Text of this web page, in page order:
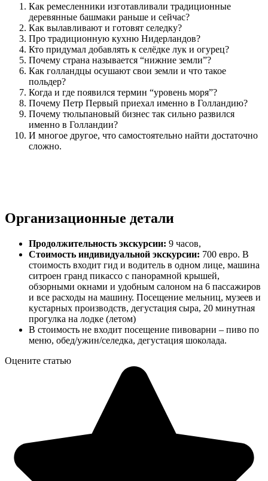
Как ремесленники изготавливали традиционные
деревянные башмаки раньше и сейчас?
Как вылавливают и готовят селедку?
Про традиционную кухню Нидерландов?
Кто придумал добавлять к селёдке лук и огурец?
Почему страна называется “нижние земли”?
Как голландцы осушают свои земли и что такое
польдер?
Когда и где появился термин “уровень моря”?
Почему Петр Первый приехал именно в Голландию?
Почему тюльпановый бизнес так сильно развился
именно в Голландии?
И многое другое, что самостоятельно найти достаточно
сложно.
Организационные детали
Продолжительность экскурсии: 9 часов,
Стоимость индивидуальной экскурсии: 700 евро. В
стоимость входит гид и водитель в одном лице, машина
ситроен гранд пикассо с панорамной крышей,
обзорными окнами и удобным салоном на 6 пассажиров
и все расходы на машину. Посещение мельниц, музеев и
кустарных производств, дегустация сыра, 20 минутная
прогулка на лодке (летом)
В стоимость не входит посещение пивоварни – пиво по
меню, обед/ужин/селедка, дегустация шоколада.
Оцените статью